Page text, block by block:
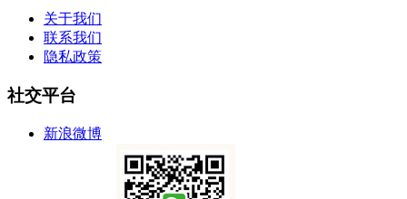
关于我们
联系我们
隐私政策
社交平台
新浪微博